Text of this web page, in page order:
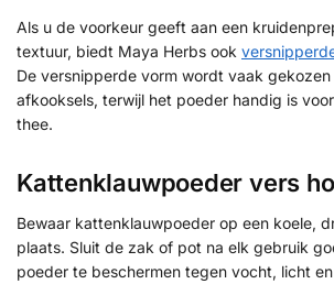
Als u de voorkeur geeft aan een
textuur, biedt Maya Herbs ook
De versnipperde vorm wordt vaak
afkooksels, terwijl het poeder handig is
thee.
Kattenklauwpoeder vers
Bewaar kattenklauwpoeder op een koele,
plaats. Sluit de zak of pot na elk gebruik
poeder te beschermen tegen vocht, licht